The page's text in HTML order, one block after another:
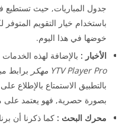
جدول المباريات, حيث تستطيع في
باستخدام خيار التقويم
خوضها في هذا اليوم.
الأخبار : بالإضافة لهذه
YTV Player Pro مهكر
برابط
بالتطبيق الاستمتاع بالإطلاع
بصورة حصرية, فهو يعتمد على
محرك البحث : كما ذكرنا أن